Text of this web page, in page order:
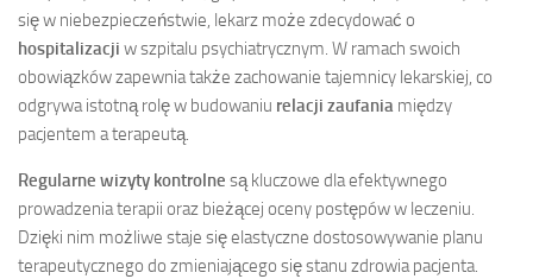
się w niebezpieczeństwie, lekarz może zdecydować o
hospitalizacji w szpitalu psychiatrycznym. W ramach swoich
obowiązków zapewnia także zachowanie tajemnicy lekarskiej, co
odgrywa istotną rolę w budowaniu relacji zaufania między
pacjentem a terapeutą.
Regularne wizyty kontrolne są kluczowe dla efektywnego
prowadzenia terapii oraz bieżącej oceny postępów w leczeniu.
Dzięki nim możliwe staje się elastyczne dostosowywanie planu
terapeutycznego do zmieniającego się stanu zdrowia pacjenta.